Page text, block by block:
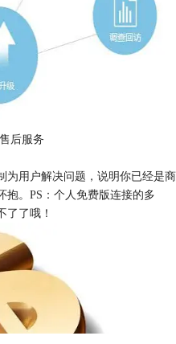
后服务
为用户解决问题，说明你已经是商
抱。PS：个人免费版连接的多
了了哦！